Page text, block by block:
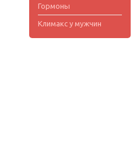
Гормоны
Климакс у мужчин